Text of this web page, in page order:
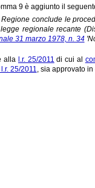
9 è aggiunto il
Regione conclude le
regionale recante
31 marzo 1978, n. 34
alla l.r. 25/2011 di cui al
25/2011, sia approvato